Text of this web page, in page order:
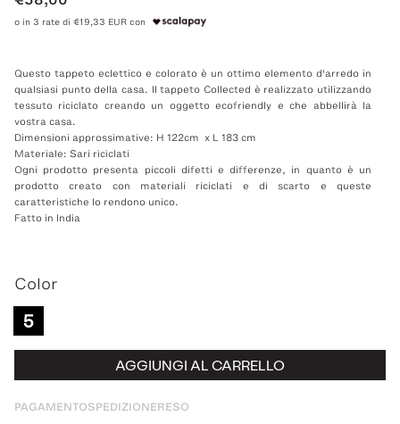
o in 3 rate di €19,33 EUR con
Questo tappeto eclettico e colorato è un ottimo elemento d'arredo in
qualsiasi punto della casa. Il tappeto Collected è realizzato utilizzando
tessuto riciclato creando un oggetto ecofriendly e che abbellirà la
vostra casa.
Dimensioni approssimative: H 122cm x L 183 cm
Materiale: Sari riciclati
Ogni prodotto presenta piccoli difetti e differenze, in quanto è un
prodotto creato con materiali riciclati e di scarto e queste
caratteristiche lo rendono unico.
Fatto in India
Color
5
AGGIUNGI AL CARRELLO
PAGAMENTOSPEDIZIONERESO